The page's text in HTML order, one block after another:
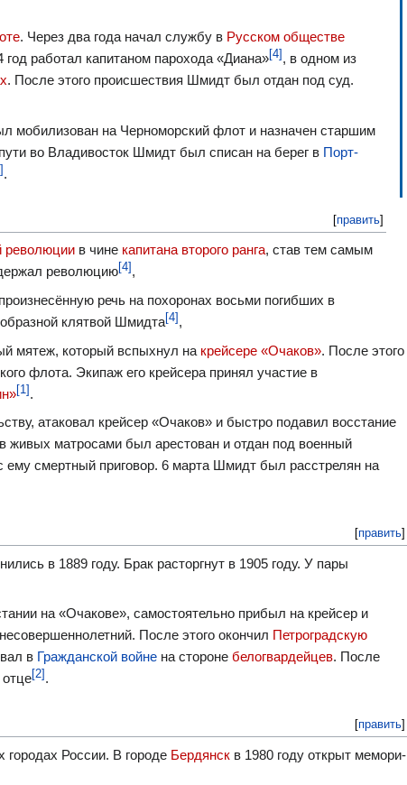
. Через два года начал службу в Русском обществе
год работал капитаном парохода «Диана» [4] , в одном из
. После этого происшествия Шмидт был отдан под суд.
мобилизован на Черноморский флот и назначен старшим
во Владивосток Шмидт был списан на берег в Порт-
.
[править]
революции в чине капитана второго ранга, став тем самым
революцию [4] ,
речь на похоронах восьми погибших в
клятвой Шмидта [4] ,
мятеж, который вспыхнул на крейсере «Очаков». После этого
флота. Экипаж его крейсера принял участие в
[1] .
атаковал крейсер «Очаков» и быстро подавил восстание
матросами был арестован и отдан под военный
смертный приговор. 6 марта Шмидт был расстрелян на
[править]
в 1889 году. Брак расторгнут в 1905 году. У пары
на «Очакове», самостоятельно прибыл на крейсер и
После этого окончил Петроградскую
в Гражданской войне на стороне белогвардейцев. После
[2] .
[править]
России. В городе Бер­дян­ск в 1980 году от­крыт ме­мо­ри­